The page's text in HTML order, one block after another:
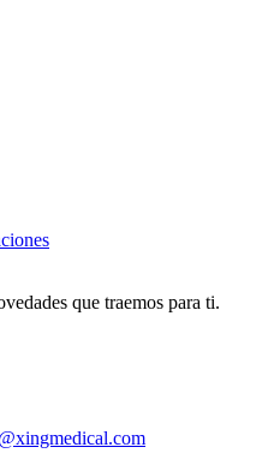
que traemos para ti.